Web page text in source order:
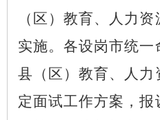
（区）教育、人力
实施。各设岗市统
县（区）教育、人力
定面试工作方案，